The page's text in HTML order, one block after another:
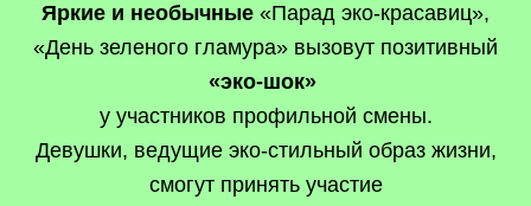
Яркие и необычные «Парад эко-красавиц»,
«День зеленого гламура» вызовут позитивный
«эко-шок»
у участников профильной смены.
Девушки, ведущие эко-стильный образ жизни,
смогут принять участие